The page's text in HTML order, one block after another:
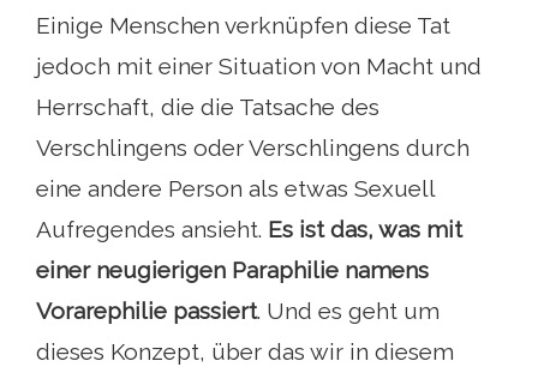
Einige Menschen verknüpfen diese Tat
jedoch mit einer Situation von Macht und
Herrschaft, die die Tatsache des
Verschlingens oder Verschlingens durch
eine andere Person als etwas Sexuell
Aufregendes ansieht. Es ist das, was mit
einer neugierigen Paraphilie namens
Vorarephilie passiert. Und es geht um
dieses Konzept, über das wir in diesem